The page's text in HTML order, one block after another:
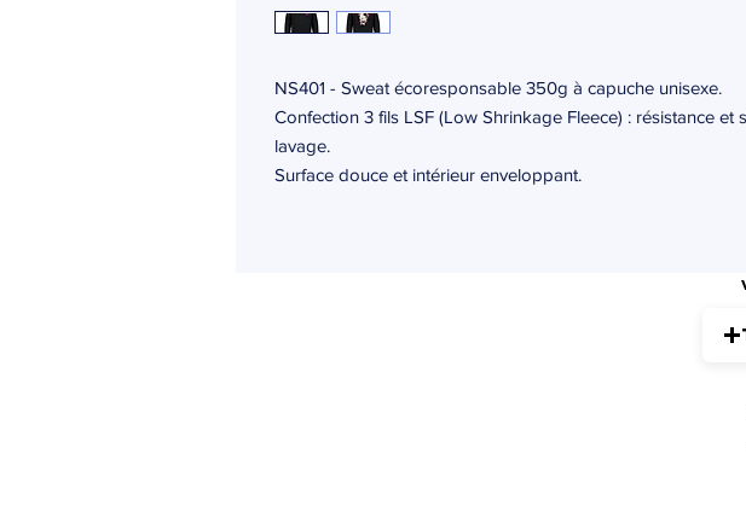
NS401 - Sweat écoresponsable 350g à capuche unisexe.
Confection 3 fils LSF (Low Shrinkage Fleece) : résistance et
lavage.
Surface douce et intérieur enveloppant.